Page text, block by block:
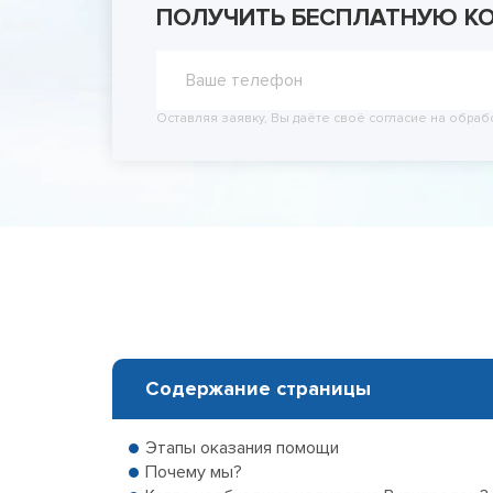
ПОЛУЧИТЬ БЕСПЛАТНУЮ
Оставляя заявку, Вы даёте своё согласие на
Содержание страницы
Этапы оказания помощи
Почему мы?